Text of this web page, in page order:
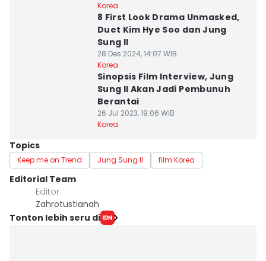
Korea
8 First Look Drama Unmasked,
Duet Kim Hye Soo dan Jung
Sung Il
28 Des 2024, 14:07 WIB
Korea
Sinopsis Film Interview, Jung
Sung Il Akan Jadi Pembunuh
Berantai
26 Jul 2023, 19:06 WIB
Korea
Topics
Keep me on Trend Jung Sung Il film Korea
Editorial Team
Editor
Zahrotustianah
Tonton lebih seru di